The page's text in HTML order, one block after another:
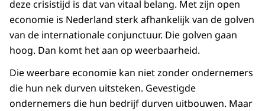
deze crisistijd is dat van vitaal belang. Met zijn open
economie is Nederland sterk afhankelijk van de golven
van de internationale conjunctuur. Die golven gaan
hoog. Dan komt het aan op weerbaarheid.
Die weerbare economie kan niet zonder ondernemers
die hun nek durven uitsteken. Gevestigde
ondernemers die hun bedrijf durven uitbouwen. Maar